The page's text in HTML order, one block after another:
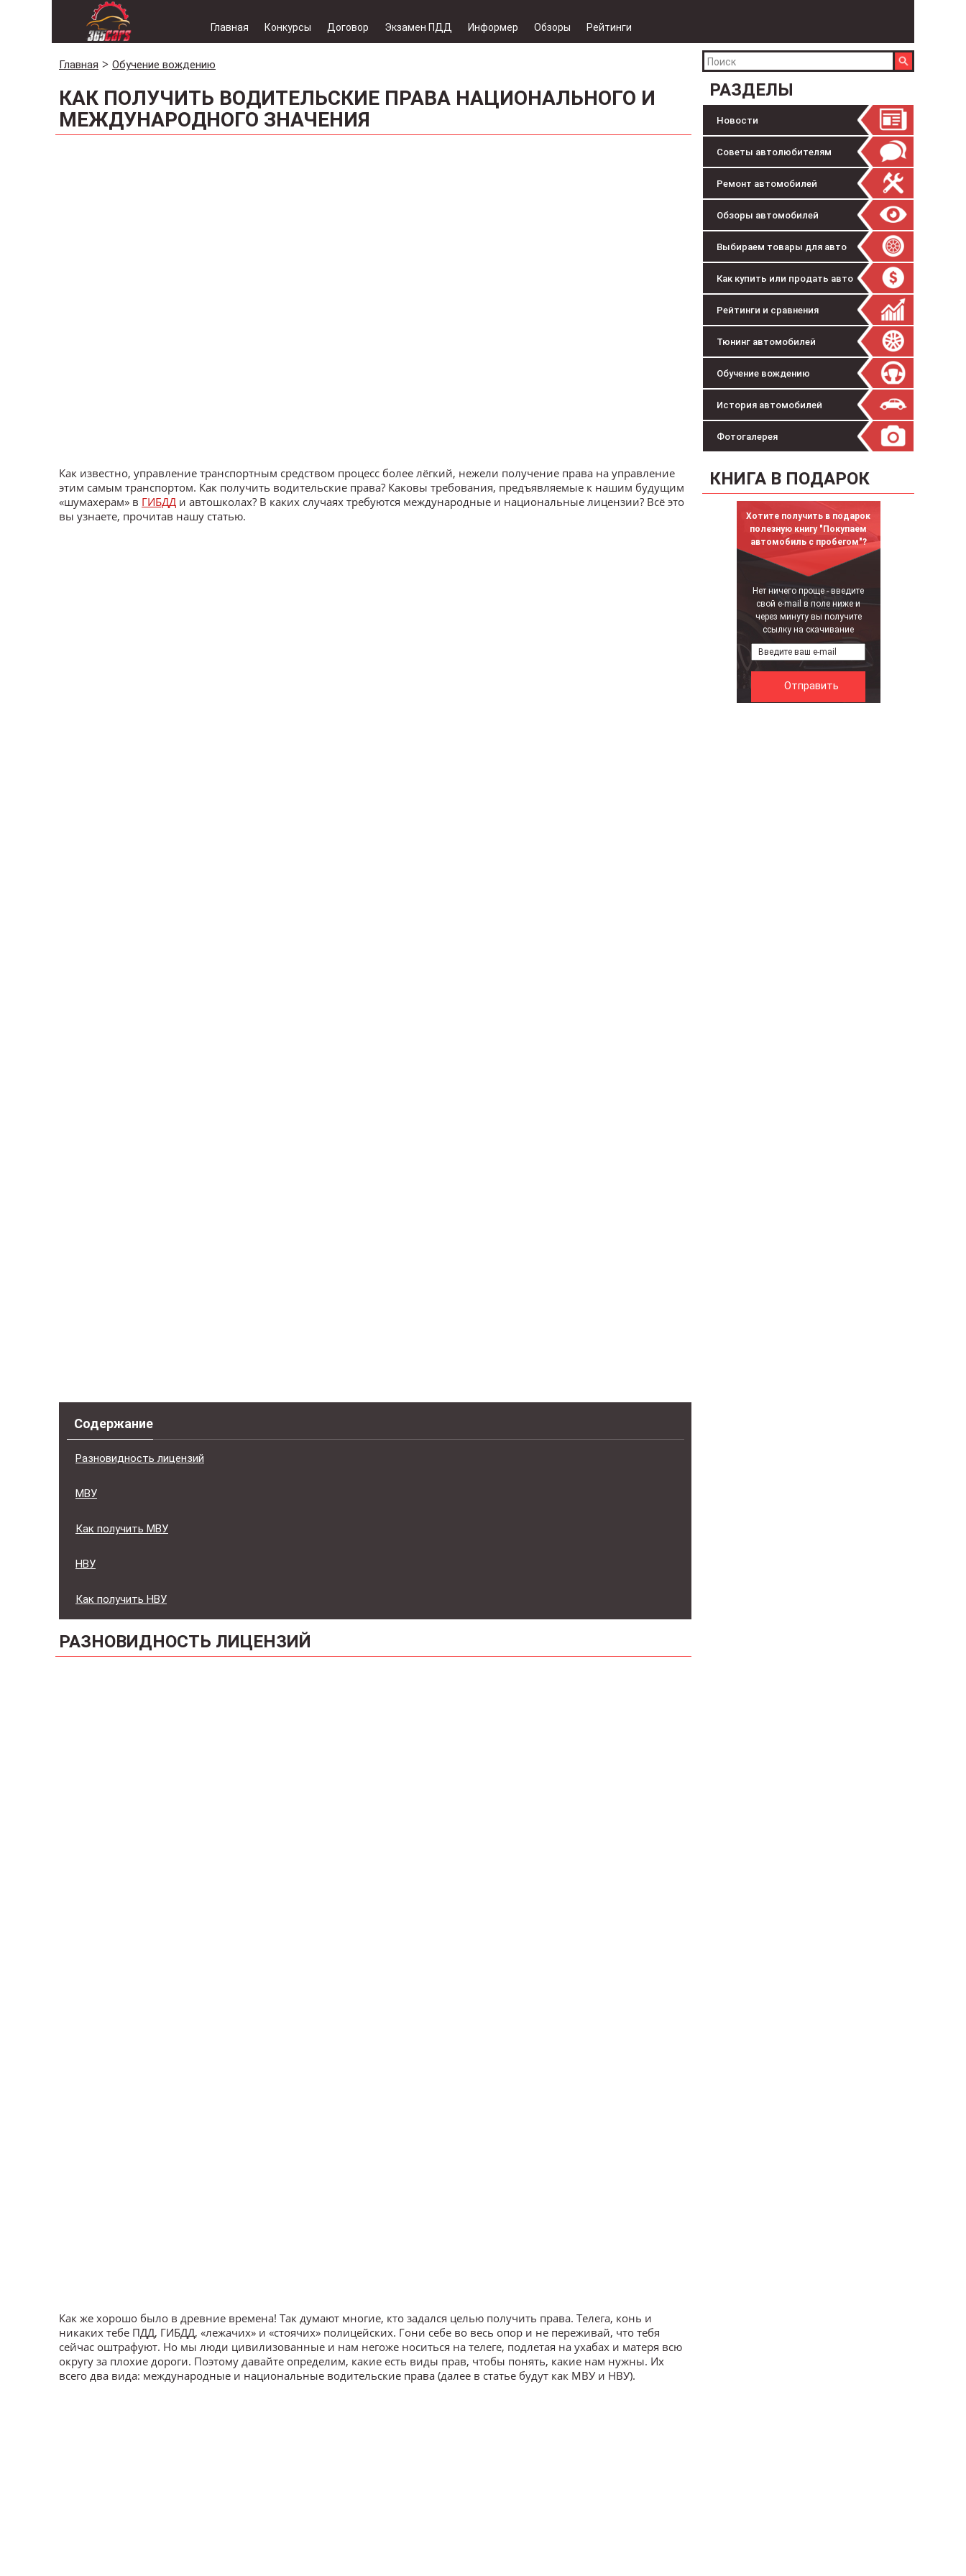
Главная Конкурсы Договор Экзамен ПДД Информер Обзоры Рейтинги
РАЗДЕЛЫ
Новости
Советы автолюбителям
Ремонт автомобилей
Обзоры автомобилей
Выбираем товары для авто
Как купить или продать авто
Рейтинги и сравнения
Тюнинг автомобилей
Обучение вождению
История автомобилей
Фотогалерея
КНИГА В ПОДАРОК
Хотите получить в подарок
полезную книгу "Покупаем
автомобиль с пробегом"?
Нет ничего проще - введите
свой e-mail в поле ниже и
через минуту вы получите
ссылку на скачивание
Главная Обучение вождению
КАК ПОЛУЧИТЬ ВОДИТЕЛЬСКИЕ ПРАВА НАЦИОНАЛЬНОГО И
МЕЖДУНАРОДНОГО ЗНАЧЕНИЯ
Как известно, управление транспортным средством процесс более лёгкий, нежели получение права на управление
этим самым транспортом. Как получить водительские права? Каковы требования, предъявляемые к нашим будущим
«шумахерам» в ГИБДД и автошколах? В каких случаях требуются международные и национальные лицензии? Всё это
вы узнаете, прочитав нашу статью.
Содержание
Разновидность лицензий
МВУ
Как получить МВУ
НВУ
Как получить НВУ
РАЗНОВИДНОСТЬ ЛИЦЕНЗИЙ
Как же хорошо было в древние времена! Так думают многие, кто задался целью получить права. Телега, конь и
никаких тебе ПДД, ГИБДД, «лежачих» и «стоячих» полицейских. Гони себе во весь опор и не переживай, что тебя
сейчас оштрафуют. Но мы люди цивилизованные и нам негоже носиться на телеге, подлетая на ухабах и матеря всю
округу за плохие дороги. Поэтому давайте определим, какие есть виды прав, чтобы понять, какие нам нужны. Их
всего два вида: международные и национальные водительские права (далее в статье будут как МВУ и НВУ).